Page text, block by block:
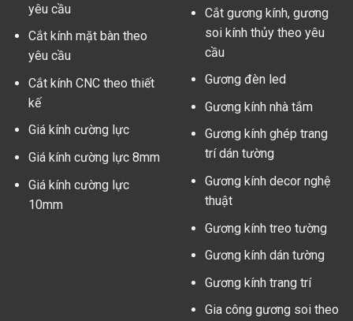
yêu cầu
Cắt kính mặt bàn theo
yêu cầu
Cắt kính CNC theo thiết
kế
Giá kính cường lực
Giá kính cường lực 8mm
Giá kính cường lực
10mm
Cắt gương kính, gương
soi kính thủy theo yêu
cầu
Gương đèn led
Gương kính nhà tắm
Gương kính ghép trang
trí dán tường
Gương kính decor nghệ
thuật
Gương kính treo tường
Gương kính dán tường
Gương kính trang trí
Gia công gương soi theo